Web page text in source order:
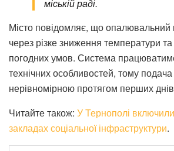
міській раді.
Місто повідомляє, що опалювальний
через різке зниження температури
погодних умов. Система
технічних особливостей, тому
нерівномірною протягом перших
Читайте також: У Тернополі
закладах соціальної інфраструктури.